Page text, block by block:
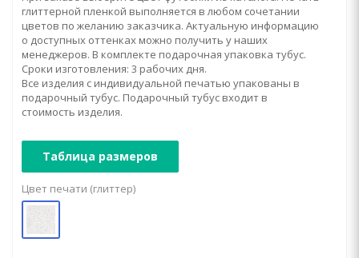
глиттерной пленкой выполняется в любом сочетании
цветов по желанию заказчика. Актуальную информацию
о доступных оттенках можно получить у наших
менеджеров. В комплекте подарочная упаковка тубус.
Сроки изготовления: 3 рабочих дня.
Все изделия с индивидуальной печатью упакованы в
подарочный тубус. Подарочный тубус входит в
стоимость изделия.
Таблица размеров
Цвет печати (глиттер)